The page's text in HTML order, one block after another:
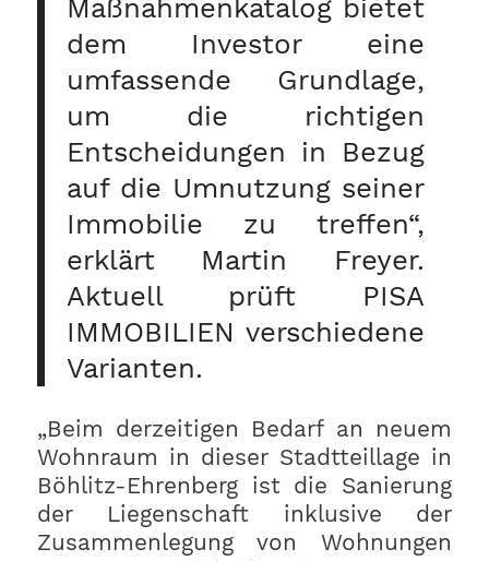
Maßnahmenkatalog bietet
dem Investor eine
umfassende Grundlage,
um die richtigen
Entscheidungen in Bezug
auf die Umnutzung seiner
Immobilie zu treffen“,
erklärt Martin Freyer.
Aktuell prüft PISA
IMMOBILIEN verschiedene
Varianten.
„Beim derzeitigen Bedarf an neuem
Wohnraum in dieser Stadtteillage in
Böhlitz-Ehrenberg ist die Sanierung
der Liegenschaft inklusive der
Zusammenlegung von Wohnungen